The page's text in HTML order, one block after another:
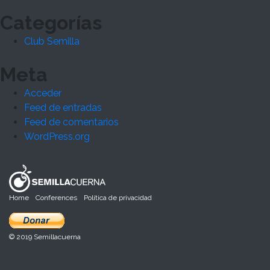
Categorías
Club Semilla
Meta
Acceder
Feed de entradas
Feed de comentarios
WordPress.org
Home Conferences Política de privacidad
© 2019 Semillacuerna